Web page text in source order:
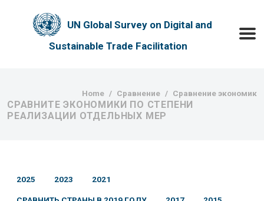
UN Global Survey on Digital and
Sustainable Trade Facilitation
Breadcrumb
Home Сравнение Сравнение экономик
СРАВНИТЕ ЭКОНОМИКИ ПО СТЕПЕНИ
РЕАЛИЗАЦИИ ОТДЕЛЬНЫХ МЕР
2025 2023 2021